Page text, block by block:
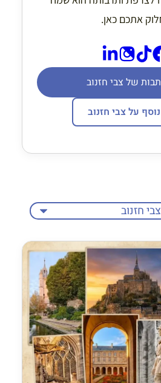
אתכם כאן.
של צבי חזנוב
על צבי חזנוב